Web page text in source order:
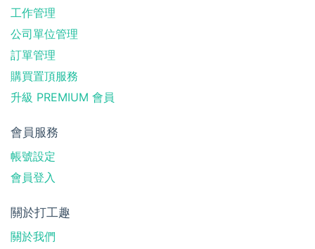
工作管理
公司單位管理
訂單管理
購買置頂服務
升級 PREMIUM 會員
會員服務
帳號設定
會員登入
關於打工趣
關於我們